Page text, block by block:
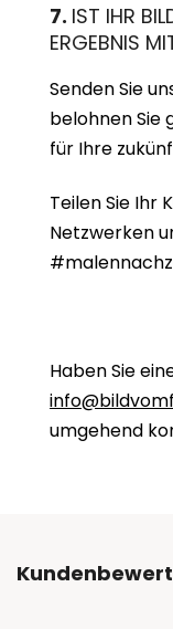
7. IST IHR
ERGEBNIS
Senden Sie
belohnen Sie
für Ihre
Teilen Sie Ihr
Netzwerken
Haben Sie
umgehend